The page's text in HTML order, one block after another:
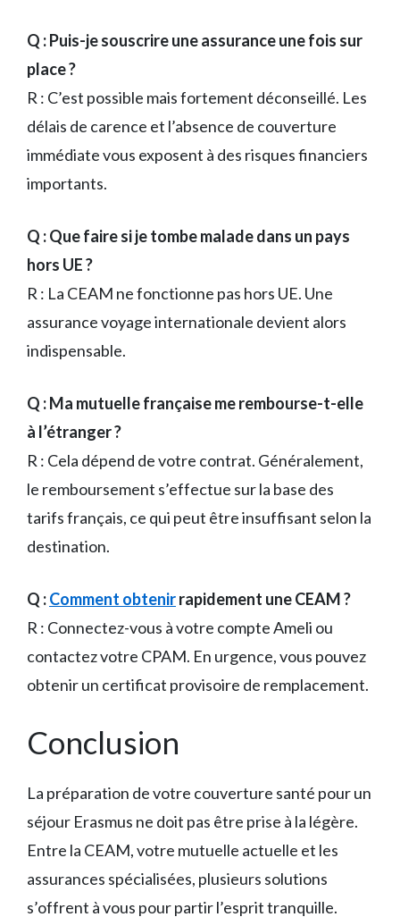
Q : Puis-je souscrire une assurance une fois sur
place ?
R : C’est possible mais fortement déconseillé. Les
délais de carence et l’absence de couverture
immédiate vous exposent à des risques financiers
importants.
Q : Que faire si je tombe malade dans un pays
hors UE ?
R : La CEAM ne fonctionne pas hors UE. Une
assurance voyage internationale devient alors
indispensable.
Q : Ma mutuelle française me rembourse-t-elle
à l’étranger ?
R : Cela dépend de votre contrat. Généralement,
le remboursement s’effectue sur la base des
tarifs français, ce qui peut être insuffisant selon la
destination.
Q :Comment obtenirrapidement une CEAM ?
R : Connectez-vous à votre compte Ameli ou
contactez votre CPAM. En urgence, vous pouvez
obtenir un certificat provisoire de remplacement.
Conclusion
La préparation de votre couverture santé pour un
séjour Erasmus ne doit pas être prise à la légère.
Entre la CEAM, votre mutuelle actuelle et les
assurances spécialisées, plusieurs solutions
s’offrent à vous pour partir l’esprit tranquille.